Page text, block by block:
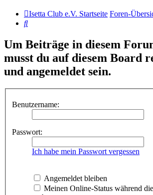
Isetta Club e.V. Startseite Foren-
Suche
Um Beiträge in diesem
musst du auf diesem Board
und angemeldet sein.
Benutzername:
Passwort:
Ich habe mein Passwort vergessen
Angemeldet bleiben
Meinen Online-Status während